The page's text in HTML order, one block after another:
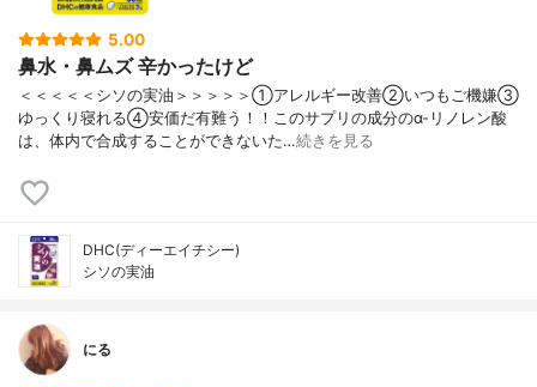
5.00
鼻水・鼻ムズ 辛かったけど
＜＜＜＜＜シソの実油＞＞＞＞＞①アレルギー改善②いつもご機嫌③
ゆっくり寝れる④安価だ有難う！！このサプリの成分のα-リノレン酸
は、体内で合成することができないた…続きを見る
DHC(ディーエイチシー)
シソの実油
にる